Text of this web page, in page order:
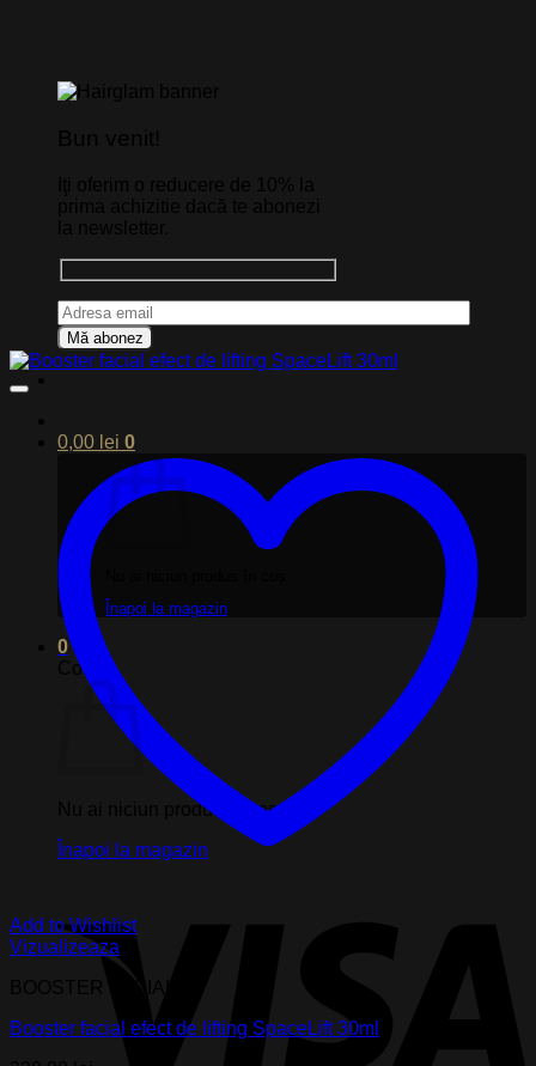
0,00 lei 0
Înapoi la magazin
0
Coș
Nu ai niciun produs în coș.
Înapoi la magazin
Add to Wishlist
Vizualizeaza
Booster facial efect de lifting SpaceLift 30ml